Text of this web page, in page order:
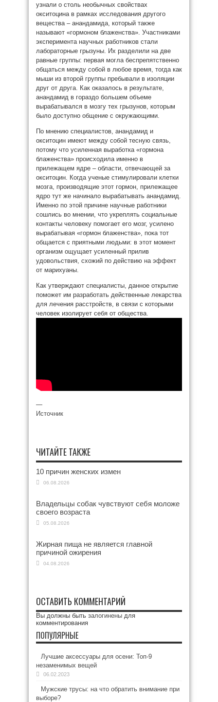
узнали о столь необычных свойствах
окситоцина в рамках исследования другого
вещества – анандамида, который также
называют «гормоном блаженства». Участниками
эксперимента научных работников стали
лабораторные грызуны. Их разделили на две
равные группы: первая могла беспрепятственно
общаться между собой в любое время, тогда как
мыши из второй группы пребывали в изоляции
друг от друга. Как оказалось в результате,
анандамид в гораздо большем объеме
вырабатывался в мозгу тех грызунов, которым
было доступно общение с окружающими.
По мнению специалистов, анандамид и
окситоцин имеют между собой тесную связь,
потому что усиленная выработка «гормона
блаженства» происходила именно в
прилежащем ядре – области, отвечающей за
окситоцин. Когда ученые стимулировали клетки
мозга, производящие этот гормон, прилежащее
ядро тут же начинало вырабатывать анандамид.
Именно по этой причине научные работники
сошлись во мнении, что укреплять социальные
контакты человеку помогает его мозг, усилено
вырабатывая «гормон блаженства», пока тот
общается с приятными людьми: в этот момент
организм ощущает усиленный прилив
удовольствия, схожий по действию на эффект
от марихуаны.
Как утверждают специалисты, данное открытие
поможет им разработать действенные лекарства
для лечения расстройств, в связи с которыми
человек изолирует себя от общества.
—
Источник
ЧИТАЙТЕ ТАКЖЕ
10 причин женских измен
06.08.2026
Владельцы собак чувствуют себя моложе
своего возраста
05.08.2026
Жирная пища не является главной
причиной ожирения
04.08.2026
ОСТАВИТЬ КОММЕНТАРИЙ
Вы должны быть залогинены для
комментирования
ПОПУЛЯРНЫЕ
Лучшие аксессуары для осени: Топ-9
незаменимых вещей
06.02.2023
Мужские трусы: на что обратить внимание при
выборе?